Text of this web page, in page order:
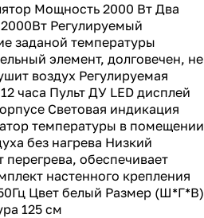
Мощность 2000 Вт Два
Регулируемый
заданой температуры
элемент, долговечен, не
воздух Регулируемая
часа Пульт ДУ LED дисплей
Световая индикация
температуры в помещении
без нагрева Низкий
обеспечивает
настенного крепления
Цвет белый Размер (Ш*Г*В)
125 см